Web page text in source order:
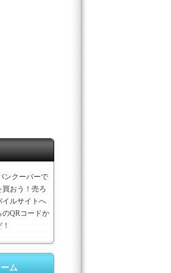
ンクーバーで
買おう！売ろ
イルサイトへ
のQRコードか
ム